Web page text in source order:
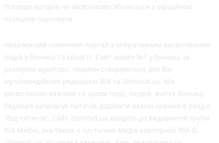
Погляди авторів не обов'язково збігаються з офіційною
позицією партнерів
Незалежний новинний портал з оперативним висвітленням
подій у Вінниці та області. Сайт новин №1 у Вінниці за
розміром аудиторії. Новини створюються для Вас
мультимедійною редакцією RIA та 20minut.ua. Ми
висвітлюємо важливі та цікаві події, людей, життя Вінниці.
Редакція запрошує читачів додавати власні новини в розділ
"Від читачів". Сайт 20minut.ua входить до видавничої групи
RIA Media, яка також є частиною Медіа корпорації RIA ©